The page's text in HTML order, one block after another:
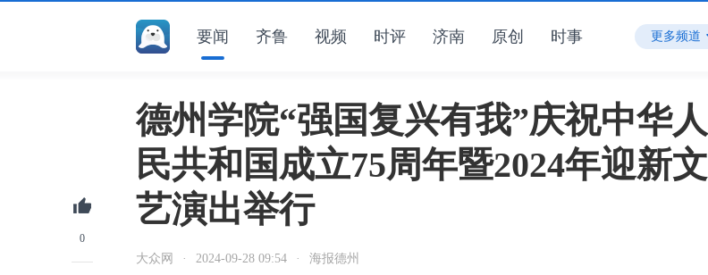
要闻 齐鲁 视频 时评 济南 原创 时事 更多频道
0
德州学院“强国复兴有我”庆祝中华人
民共和国成立75周年暨2024年迎新文
艺演出举行
大众网 · 2024-09-28 09:54 · 海报德州